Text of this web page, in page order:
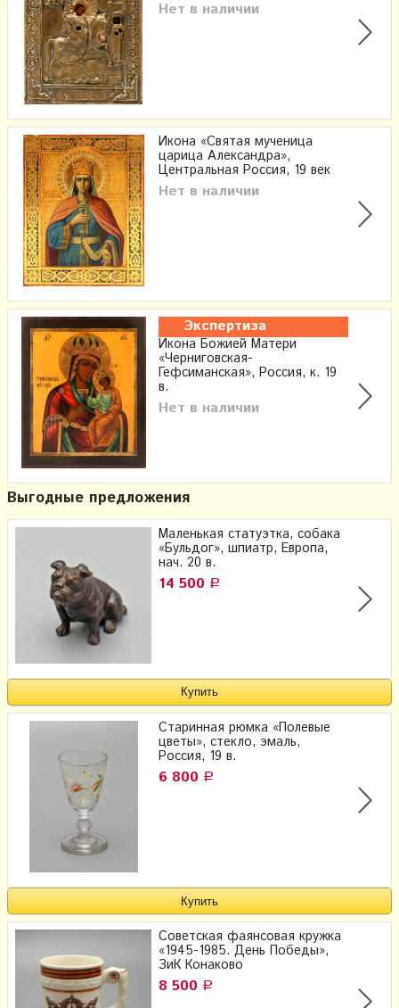
Нет в наличии
Икона «Святая мученица
царица Александра»,
Центральная Россия, 19 век
Нет в наличии
Экспертиза
Икона Божией Матери
«Черниговская-
Гефсиманская», Россия, к. 19
в.
Нет в наличии
Выгодные предложения
Маленькая статуэтка, собака
«Бульдог», шпиатр, Европа,
нач. 20 в.
14 500 Р
Старинная рюмка «Полевые
цветы», стекло, эмаль,
Россия, 19 в.
6 800 Р
Советская фаянсовая кружка
«1945-1985. День Победы»,
ЗиК Конаково
8 500 Р